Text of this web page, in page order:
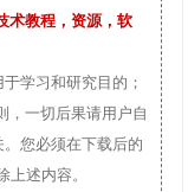
术教程，资源，软
学习和研究目的；
，一切后果请用户自
您必须在下载后的
述内容。